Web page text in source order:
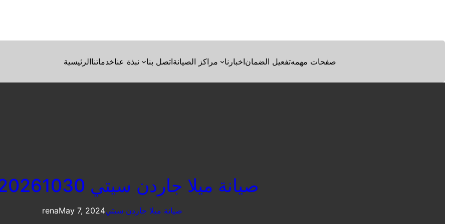
الرئيسيةخدماتنانبذة عنا اتصل بنامراكز الصيانة اخبارناتفعيل الضمانصفحات مهمه
صيانة ميلا جاردن سيتي 01220261030
renaMay 7, 2024صيانة ميلا جاردن سيتي